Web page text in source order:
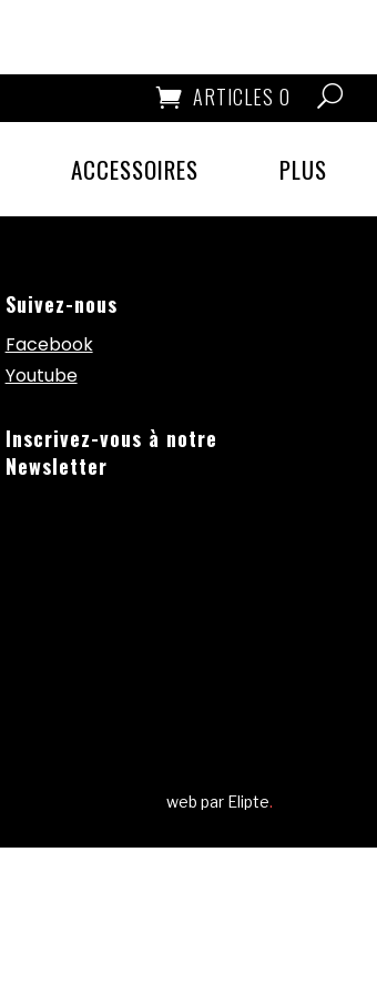
ARTICLES 0
ACCESSOIRES PLUS
Suivez-nous
Facebook
Youtube
Inscrivez-vous à notre
Newsletter
web par Elipte.